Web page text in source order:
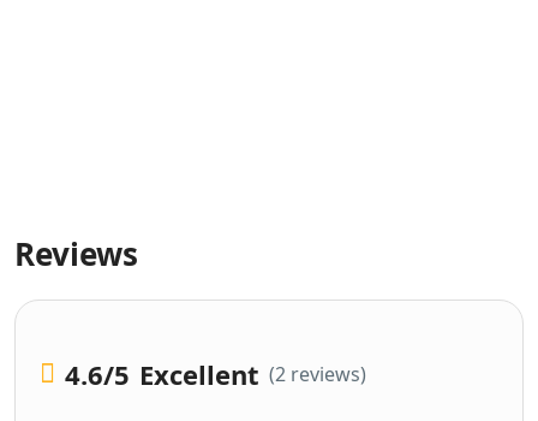
Reviews
4.6/5 Excellent (2 reviews)